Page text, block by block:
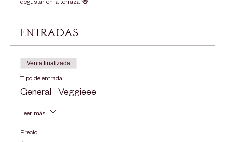
degustar en la terraza 🍻
Entradas
Venta finalizada
Tipo de entrada
General - Veggieee
Leer más
Precio